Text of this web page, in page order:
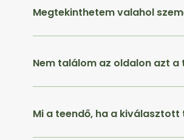
Megtekinthetem valahol
Nem találom az oldalon azt
Mi a teendő, ha a